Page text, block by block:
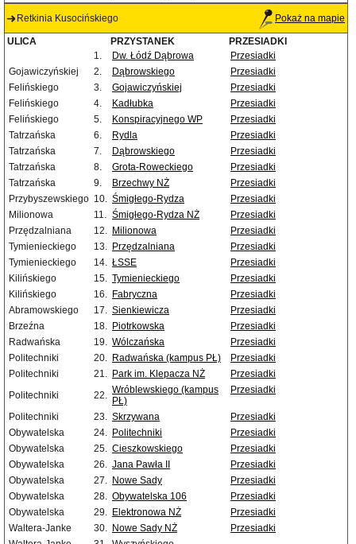
Retkinia Kusocińskiego Pokaż na mapie
ULICA PRZYSTANEK
PRZESIADKI
1.
Dw. Łódź Dąbrowa
Przesiadki
Gojawiczyńskiej
2. Dąbrowskiego
Przesiadki
Felińskiego
3. Gojawiczyńskiej
Przesiadki
Felińskiego
4. Kadłubka
Przesiadki
Felińskiego
5. Konspiracyjnego WP
Przesiadki
Tatrzańska
6. Rydla
Przesiadki
Tatrzańska
7. Dąbrowskiego
Przesiadki
Tatrzańska
8. Grota-Roweckiego
Przesiadki
Tatrzańska
9. Brzechwy NŻ
Przesiadki
Przybyszewskiego 10. Śmigłego-Rydza
Przesiadki
Milionowa
11. Śmigłego-Rydza NŻ
Przesiadki
Przędzalniana
12. Milionowa
Przesiadki
Tymienieckiego
13. Przędzalniana
Przesiadki
Tymienieckiego
14. ŁSSE
Przesiadki
Kilińskiego
15. Tymienieckiego
Przesiadki
Kilińskiego
16. Fabryczna
Przesiadki
Abramowskiego
17. Sienkiewicza
Przesiadki
Brzeźna
18. Piotrkowska
Przesiadki
Radwańska
19. Wólczańska
Przesiadki
Politechniki
20. Radwańska (kampus PŁ)
Przesiadki
Politechniki
21. Park im. Klepacza NŻ
Przesiadki
Politechniki
22. Wróblewskiego (kampus
PŁ)
Przesiadki
Politechniki 23. Skrzywana
Przesiadki
Obywatelska
24. Politechniki
Przesiadki
Obywatelska
25. Cieszkowskiego
Przesiadki
Obywatelska
26. Jana Pawła II
Przesiadki
Obywatelska
27. Nowe Sady
Przesiadki
Obywatelska
28. Obywatelska 106
Przesiadki
Obywatelska
29. Elektronowa NŻ
Przesiadki
Waltera-Janke
30. Nowe Sady NŻ
Przesiadki